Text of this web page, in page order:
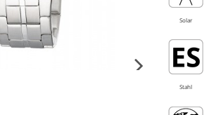
Solar
Stahl